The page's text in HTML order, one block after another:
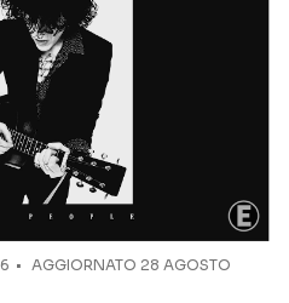
AGGIORNATO 28 AGOSTO